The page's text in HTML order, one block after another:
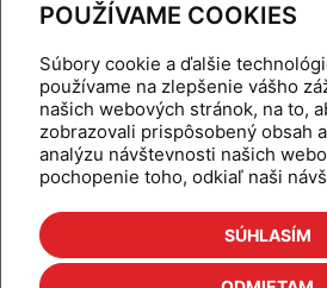
POUŽÍVAME COOKIES
Súbory cookie a ďalšie
používame na zlepšenie vášho
našich webových stránok, na to,
zobrazovali prispôsobený obsah
analýzu návštevnosti našich
pochopenie toho, odkiaľ naši
SÚHLASÍM
Dynamické termostatické ventily
Domov
Aktuality
Odber
Kalkulačky
Na stiahnutie